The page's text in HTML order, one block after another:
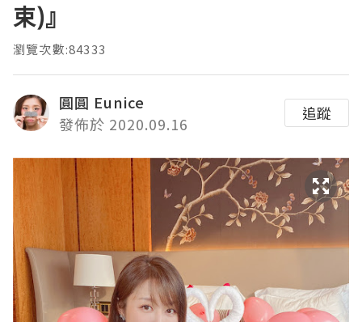
束)』
瀏覽次數:84333
圓圓 Eunice
發佈於 2020.09.16
追蹤